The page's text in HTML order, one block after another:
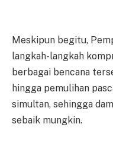
Meskipun begitu,
langkah-langkah
berbagai bencana
hingga pemulihan
simultan, sehingga
sebaik mungkin.